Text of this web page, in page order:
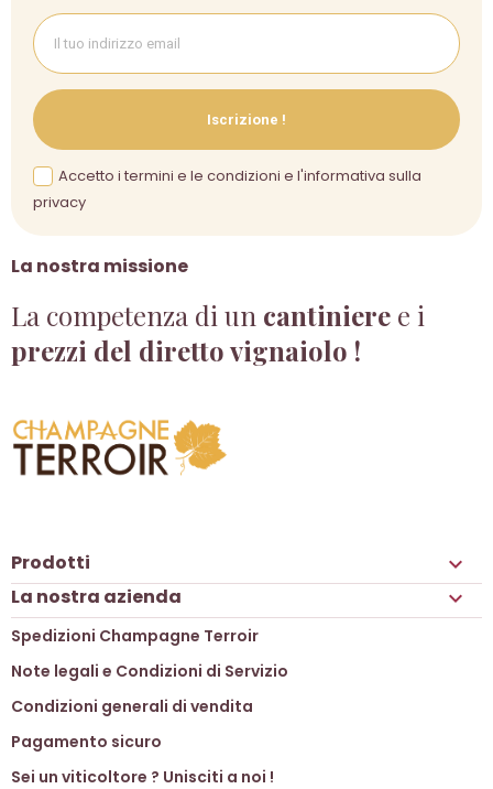
La nostra missione
La competenza di un cantiniere e i
prezzi del diretto vignaiolo !
Iscrizione !
Accetto i termini e le condizioni e l'informativa sulla
privacy
Prodotti 
La nostra azienda 
Spedizioni Champagne Terroir
Note legali e Condizioni di Servizio
Condizioni generali di vendita
Pagamento sicuro
Sei un viticoltore ? Unisciti a noi !